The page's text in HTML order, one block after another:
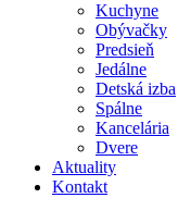
Kuchyne
Obývačky
Predsieň
Jedálne
Detská izba
Spálne
Kancelária
Dvere
Aktuality
Kontakt